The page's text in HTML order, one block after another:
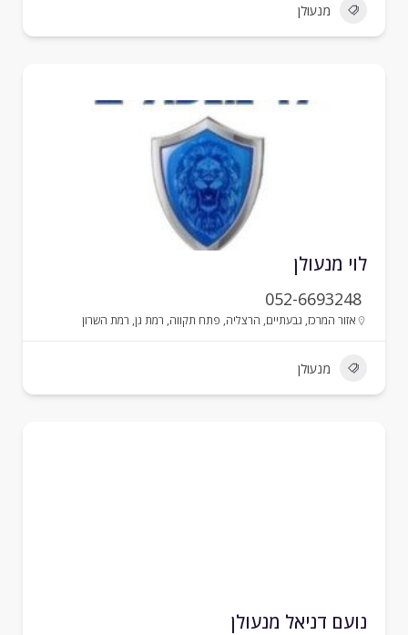
מנעולן
מנעולן
052-6693248
אזור המרכז,גבעתיים, הרצליה,פתח תקווה,רמת גן,רמת השרון
מנעולן
דניאל מנעולן